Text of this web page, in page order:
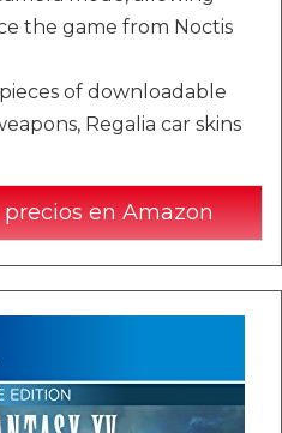
the game from Noctis
of downloadable
Regalia car skins
en Amazon